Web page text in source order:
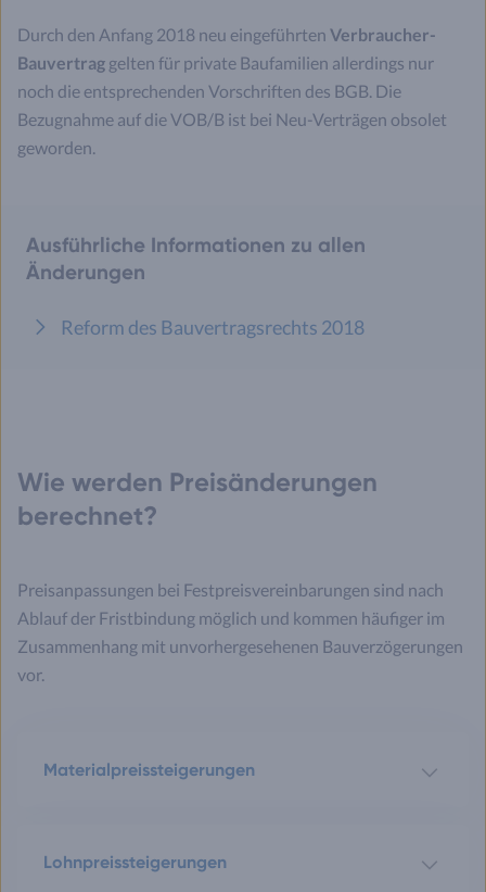
Durch den Anfang 2018 neu eingeführten Verbraucher-
Bauvertrag gelten für private Baufamilien allerdings nur
noch die entsprechenden Vorschriften des BGB. Die
Bezugnahme auf die VOB/B ist bei Neu-Verträgen obsolet
geworden.
Ausführliche Informationen zu allen
Änderungen
Reform des Bauvertragsrechts 2018
Wie werden Preisänderungen
berechnet?
Preisanpassungen bei Festpreisvereinbarungen sind nach
Ablauf der Fristbindung möglich und kommen häufiger im
Zusammenhang mit unvorhergesehenen Bauverzögerungen
vor.
Materialpreissteigerungen
Lohnpreissteigerungen